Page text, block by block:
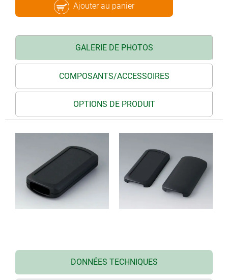
Ajouter au panier
GALERIE DE PHOTOS
COMPOSANTS/ACCESSOIRES
OPTIONS DE PRODUIT
DONNÉES TECHNIQUES